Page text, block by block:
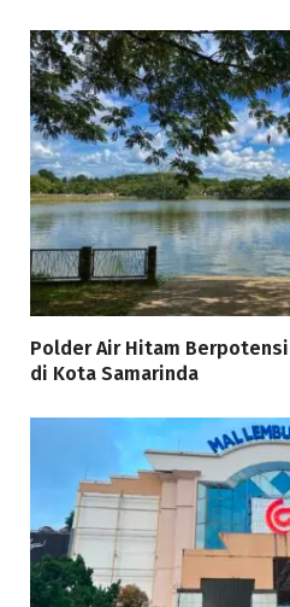
Polder Air Hitam Berpotensi
di Kota Samarinda